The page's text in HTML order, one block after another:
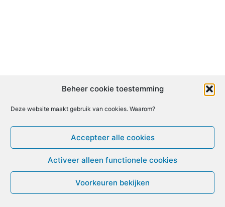
Beheer cookie toestemming
Deze website maakt gebruik van cookies. Waarom?
Accepteer alle cookies
Activeer alleen functionele cookies
Voorkeuren bekijken